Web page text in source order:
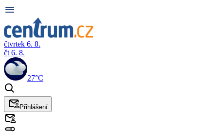
čtvrtek 6. 8.
čt 6. 8.
27°C
Přihlášení